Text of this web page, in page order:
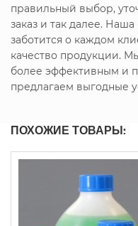
правильный выбор,
заказ и так далее.
заботится о каждом
качество продукции.
более эффективным и
предлагаем выгодные
ПОХОЖИЕ ТОВАРЫ: